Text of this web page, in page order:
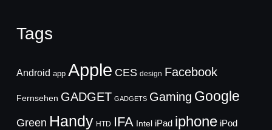
Tags
Android app Apple CES design Facebook
Fernsehen GADGET GADGETS Gaming Google
Green Handy HTD IFA Intel iPad iphone iPod